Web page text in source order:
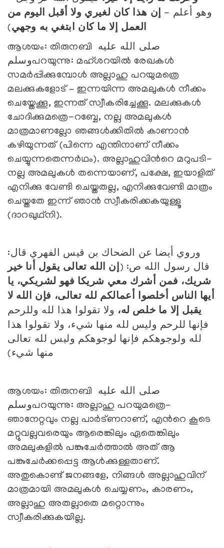
وهو أعلم - إن هذا كان لغيري ولا أقبل اليوم من
العمل إلا ما كان ابتغي به وجهي)
ആശയം: തിരുനബി صلى الله عليه
وسلمപറയുന്നു: മഹ്ശറയില്‍ രേഖകള്‍
സമര്‍പ്പിക്കുമ്പോള്‍ അല്ലാഹു പറയുമത്രെ
മലക്കുകളോട് – ഇന്നയിന്ന അമലുകള്‍ നീക്കം
ചെയ്തേക്കൂ, ഇന്നത് സ്വീകരിച്ചേക്കൂ. മലക്കുകള്‍
ചോദിക്കുമത്രെ-റബ്ബേ, നല്ല അമലുകള്‍
മാത്രമാണല്ലോ ഞങ്ങള്‍ക്കിതില്‍ കാണാന്‍
കഴിയുന്നത് (പിന്നെ എന്തിനാണ് നീക്കം
ചെയ്യുന്നതെന്നര്‍ഥം). അല്ലാഹുവിന്‍റെ മറുപടി-
നല്ല അമലുകള്‍ തന്നെയാണ്, പക്ഷേ, ഇയാളിത്
എനിക്കു വേണ്ടി ചെയ്തതല്ല, എനിക്കുവേണ്ടി മാത്രം
ചെയ്തതേ ഇന്ന് ഞാന്‍ സ്വീകരിക്കകയുള്ളൂ
(ദാറഖുഥ്നി).
وروي أيضا عن الضحاك بن قيس الفهري قال:
قال رسول الله ص: (إن الله تعالى يقول أنا خير
شريك، فمن أشرك معي شريكا فهو لشريكي، يا
أيها الناس أخلصوا أعمالكم لله تعالى، فإن الله لا
يقبل إلا ما خلص له، ولا تقولوا هذا لله وللرحم
فإنها للرحم وليس لله منها شيء، ولا تقولوا هذا
لله ولوجوهكم فإنها لوجوهكم وليس لله تعالى
منها شيء)
ആശയം: തിരുനബി صلى الله عليه
وسلمപറയുന്നു: അല്ലാഹു പറയുമത്രെ-
ഞാനേറ്റവും നല്ല പാര്‍ട്‍ണറാണ്, എന്‍റെ കൂടെ
മറ്റുവല്ലവരെയും ആരെങ്കിലും ഏതെങ്കിലും
അമലുകളില്‍ പങ്കുചേര്‍ത്താല്‍ അത് ആ
പങ്കുചേര്‍ക്കപ്പെട്ട ആള്‍ക്കുള്ളതാണ്.
അതുകൊണ്ട് ജനങ്ങളേ, നിങ്ങള്‍ അല്ലാഹുവിന്
മാത്രമായി അമലുകള്‍ ചെയ്യണം, കാരണം,
അല്ലാഹു അതല്ലാതെ മറ്റൊന്നും
സ്വീകരിക്കുകയില്ല.